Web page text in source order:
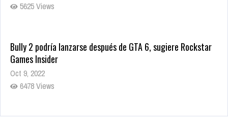
5625 Views
Bully 2 podría lanzarse después de GTA 6, sugiere Rockstar
Games Insider
Oct 9, 2022
6478 Views
Rumor: Se filtran los primeros detalles de Resident Evil 9